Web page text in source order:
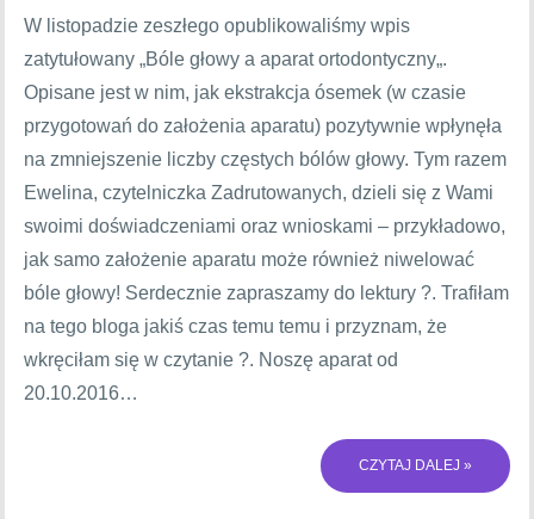
W listopadzie zeszłego opublikowaliśmy wpis
zatytułowany „Bóle głowy a aparat ortodontyczny„.
Opisane jest w nim, jak ekstrakcja ósemek (w czasie
przygotowań do założenia aparatu) pozytywnie wpłynęła
na zmniejszenie liczby częstych bólów głowy. Tym razem
Ewelina, czytelniczka Zadrutowanych, dzieli się z Wami
swoimi doświadczeniami oraz wnioskami – przykładowo,
jak samo założenie aparatu może również niwelować
bóle głowy! Serdecznie zapraszamy do lektury ?. Trafiłam
na tego bloga jakiś czas temu temu i przyznam, że
wkręciłam się w czytanie ?. Noszę aparat od
20.10.2016…
CZYTAJ DALEJ »